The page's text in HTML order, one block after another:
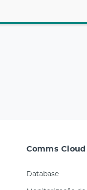
Comms Cloud
Database